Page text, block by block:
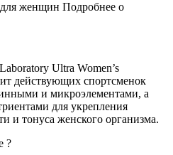
женщин Подробнее о
Ultra Women’s
действующих спортсменок
и микроэлементами, а
для укрепления
и тонуса женского организма.
?